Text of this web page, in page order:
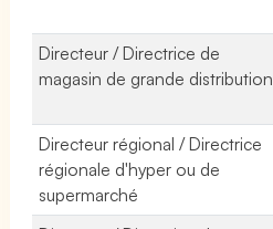
Directeur / Directrice de
magasin de grande distribution
Directeur régional / Directrice
régionale d'hyper ou de
supermarché